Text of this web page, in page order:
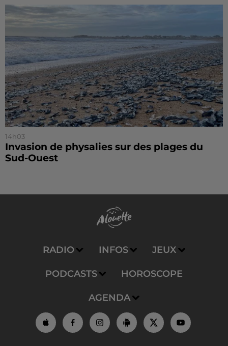
14h03
Invasion de physalies sur des plages du
Sud-Ouest
RADIO INFOS JEUX
PODCASTS HOROSCOPE
AGENDA